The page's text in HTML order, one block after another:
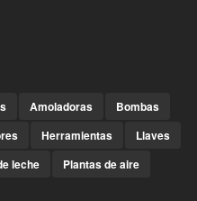
Amoladoras
Bombas
Herramientas
Llaves
leche
Plantas de aire